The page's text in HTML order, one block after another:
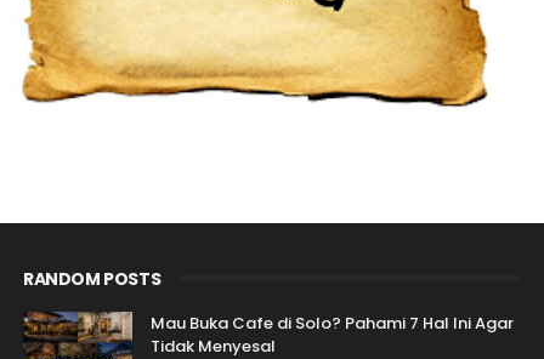
RANDOM POSTS
Mau Buka Cafe di Solo? Pahami 7 Hal Ini Agar
Tidak Menyesal